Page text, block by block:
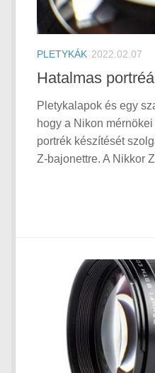
PLETYKÁK 2022.02.07
Hatalmas
Pletykalapok és egy
hogy a Nikon
portrék készítését
Z-bajonettre. A Nikkor